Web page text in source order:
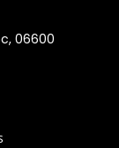
06600